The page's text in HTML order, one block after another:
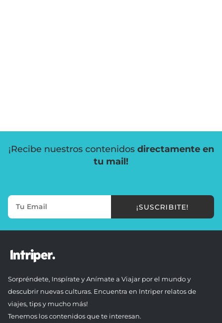
¡Recibe nuestros contenidos directamente en
tu mail!
¡SUSCRIBITE!
Sorpréndete, Inspírate y Anímate a Viajar por el mundo y
descubrir nuevas culturas. Encuentra en Intriper relatos de
viajes, tips y mucho más!
Tenemos los contenidos que te interesan.